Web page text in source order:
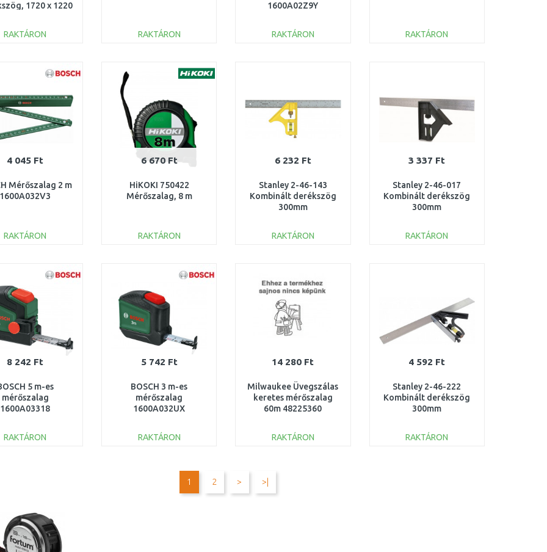
1720 x 1220
RAKTÁRON
Összehasonlítás
RAKTÁRON
Összehasonlítás
1600A02Z9Y
RAKTÁRON
RAKTÁRON
4 045 Ft
Mérőszalag 2 m
1600A032V3
RAKTÁRON
Összehasonlítás
6 670 Ft
HiKOKI 750422
Mérőszalag, 8 m
RAKTÁRON
Összehasonlítás
6 232 Ft
Stanley 2-46-143
Kombinált derékszög
300mm
RAKTÁRON
3 337 Ft
Stanley 2-46-017
Kombinált derékszög
300mm
RAKTÁRON
8 242 Ft
5 m-es
mérőszalag
1600A03318
RAKTÁRON
5 742 Ft
BOSCH 3 m-es
mérőszalag
1600A032UX
RAKTÁRON
14 280 Ft
Milwaukee Üvegszálas
keretes mérőszalag
60m 48225360
RAKTÁRON
Összehasonlítás
4 592 Ft
Stanley 2-46-222
Kombinált derékszög
300mm
RAKTÁRON
1 2 > >|